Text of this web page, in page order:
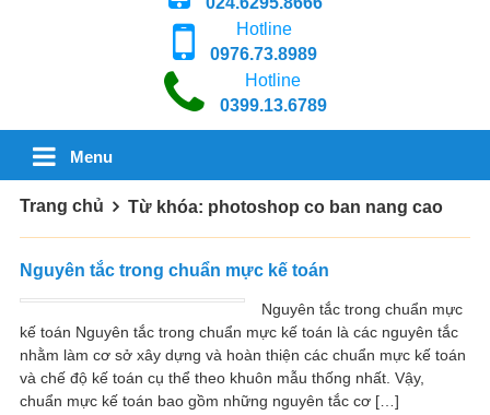
Hotline
0976.73.8989
Hotline
0399.13.6789
Menu
Trang chủ Từ khóa: photoshop co ban nang cao
Nguyên tắc trong chuẩn mực kế toán
Nguyên tắc trong chuẩn mực
kế toán Nguyên tắc trong chuẩn mực kế toán là các nguyên tắc
nhằm làm cơ sở xây dựng và hoàn thiện các chuẩn mực kế toán
và chế độ kế toán cụ thể theo khuôn mẫu thống nhất. Vậy,
chuẩn mực kế toán bao gồm những nguyên tắc cơ […]